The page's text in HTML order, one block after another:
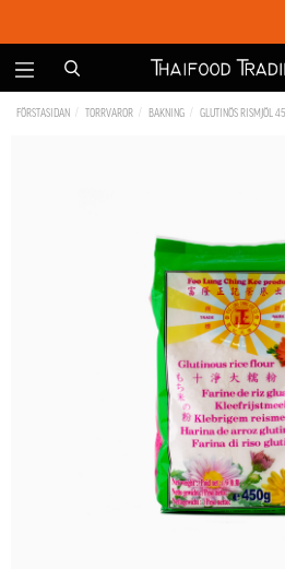
FÖRSTASIDAN TORRVAROR BAKNING GLUTINÖS RISMJÖL